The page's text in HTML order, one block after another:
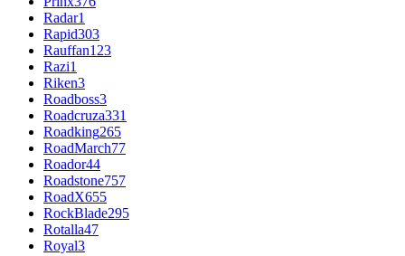
Radar1
Rapid303
Rauffan123
Razi1
Riken3
Roadboss3
Roadcruza331
Roadking265
RoadMarch77
Roador44
Roadstone757
RoadX655
RockBlade295
Rotalla47
Royal3